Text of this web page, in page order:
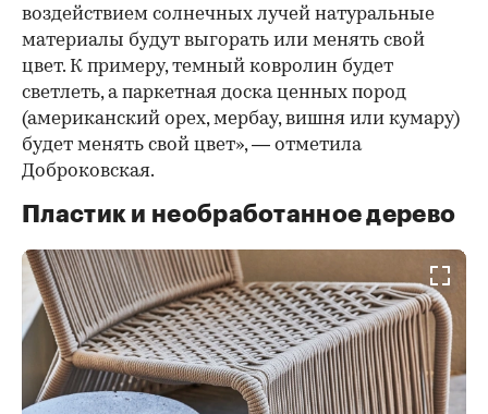
воздействием солнечных лучей натуральные
материалы будут выгорать или менять свой
цвет. К примеру, темный ковролин будет
светлеть, а паркетная доска ценных пород
(американский орех, мербау, вишня или кумару)
будет менять свой цвет», — отметила
Доброковская.
Пластик и необработанное дерево